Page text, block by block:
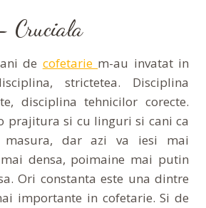
Cruciala
de cofetarie m-au invatat in
strictetea. Disciplina
disciplina tehnicilor corecte.
prajitura si cu linguri si cani ca
masura, dar azi va iesi mai
densa, poimaine mai putin
Ori constanta este una dintre
importante in cofetarie. Si de